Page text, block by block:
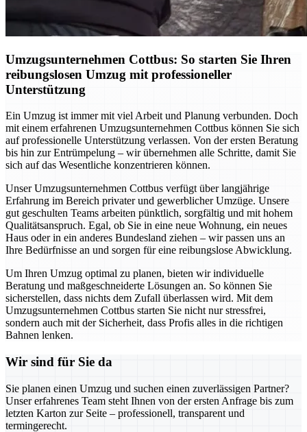
Umzugsunternehmen Cottbus: So starten Sie Ihren
reibungslosen Umzug mit professioneller
Unterstützung
Ein Umzug ist immer mit viel Arbeit und Planung verbunden. Doch
mit einem erfahrenen Umzugsunternehmen Cottbus können Sie sich
auf professionelle Unterstützung verlassen. Von der ersten Beratung
bis hin zur Entrümpelung – wir übernehmen alle Schritte, damit Sie
sich auf das Wesentliche konzentrieren können.
Unser Umzugsunternehmen Cottbus verfügt über langjährige
Erfahrung im Bereich privater und gewerblicher Umzüge. Unsere
gut geschulten Teams arbeiten pünktlich, sorgfältig und mit hohem
Qualitätsanspruch. Egal, ob Sie in eine neue Wohnung, ein neues
Haus oder in ein anderes Bundesland ziehen – wir passen uns an
Ihre Bedürfnisse an und sorgen für eine reibungslose Abwicklung.
Um Ihren Umzug optimal zu planen, bieten wir individuelle
Beratung und maßgeschneiderte Lösungen an. So können Sie
sicherstellen, dass nichts dem Zufall überlassen wird. Mit dem
Umzugsunternehmen Cottbus starten Sie nicht nur stressfrei,
sondern auch mit der Sicherheit, dass Profis alles in die richtigen
Bahnen lenken.
Wir sind für Sie da
Sie planen einen Umzug und suchen einen zuverlässigen Partner?
Unser erfahrenes Team steht Ihnen von der ersten Anfrage bis zum
letzten Karton zur Seite – professionell, transparent und
termingerecht.